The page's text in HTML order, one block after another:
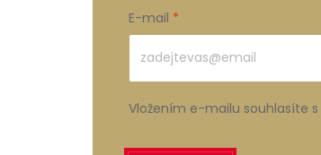
E-mail
Vložením e-mailu souhlasíte s